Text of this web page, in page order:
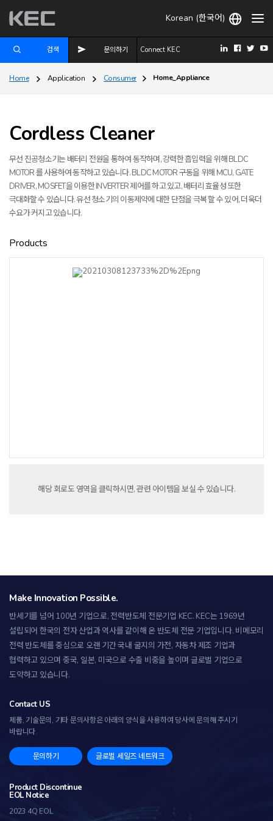
Korean (한국어)
검색 문의하기 Connect KEC
Home Application Consumer Home_Appliance
Cordless Cleaner
무선 진공청소기는 배터리 전원을 통하여 동작하며, 강력한 흡입력을 위해 BLDC
MOTOR 를 사용하여 동작하고 있습니다. BLDC MOTOR 구동을 위해 MCU, GATE
DRIVER, MOSFET을 이용한 INVERTER 제어를 하고 있고, 배터리 효율성 또한
극대화할 수 있습니다. 유선 청소기의 이동제약에 대한 단점을 극복 할 수 있어, 더욱더
수요가 커지고 있습니다.
Products
해당회로도 영역을 클릭하시면,관련 아이템을 보실 수 있습니다.
Make Innovation Possible.
반세기를 넘어 100년 기업으로, 전력반도체 전문기업 KEC. KEC는 1969년
설립되어 한국의 전자 산업과 역사를 같이해 온 반도체 전문 기업입니다. 비메모리
전력 반도체를 중심으로 오랜 기간 국내 굴지의 가전, 자동차 제조 기업과
협력하고 있으며 중국, 일본, 미국으로 수출 비중을 높이며 글로벌 기업으로
도약하고 있습니다.
Contact US
제품, 기술문의, 기타 문의사항은 아래의 양식을 사용하여 당사에 문의해 주시기
바랍니다.
문의하기 글로벌 세일즈 네트워크
Product Discontinue
EOL Notice
2023 4Q EOL